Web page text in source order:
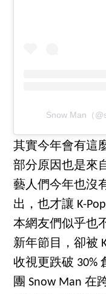
Snow Man（
其實今年會有這
部分原因也是來
藝人們今年也沒
出，也才讓 K-
本網友們似乎也
新年節目，卻被
收視更跌破 30%
團 Snow Man 在